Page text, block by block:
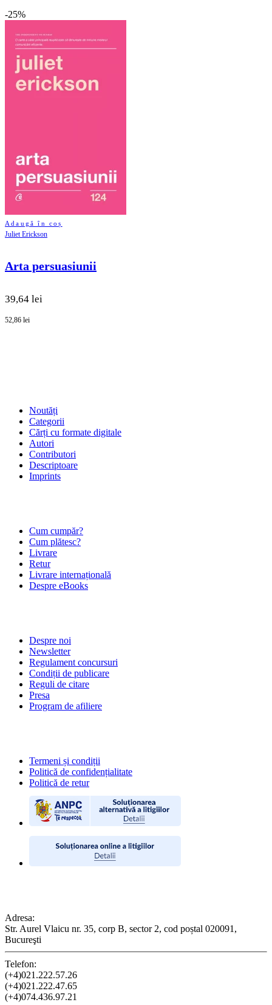
-25%
Adaugă în coș
Juliet Erickson
Arta persuasiunii
39,64 lei
52,86 lei
Noutăți
Categorii
Cărți cu formate digitale
Autori
Contributori
Descriptoare
Imprints
Cum cumpăr?
Cum plătesc?
Livrare
Retur
Livrare internațională
Despre eBooks
Despre noi
Newsletter
Regulament concursuri
Condiții de publicare
Reguli de citare
Presa
Program de afiliere
Termeni și condiții
Politică de confidențialitate
Politică de retur
Adresa:
Str. Aurel Vlaicu nr. 35, corp B, sector 2, cod poștal 020091,
Bucureşti
Telefon:
(+4)021.222.57.26
(+4)021.222.47.65
(+4)074.436.97.21